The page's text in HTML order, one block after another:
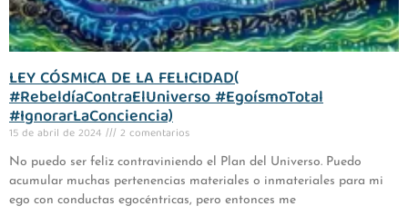
LEY CÓSMICA DE LA FELICIDAD(
#RebeldíaContraElUniverso #EgoísmoTotal
#IgnorarLaConciencia)
15 de abril de 2024 2 comentarios
No puedo ser feliz contraviniendo el Plan del Universo. Puedo
acumular muchas pertenencias materiales o inmateriales para mi
ego con conductas egocéntricas, pero entonces me